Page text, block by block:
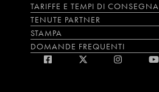
TARIFFE E TEMPI DI CONSEGNA
TENUTE PARTNER
STAMPA
DOMANDE FREQUENTI